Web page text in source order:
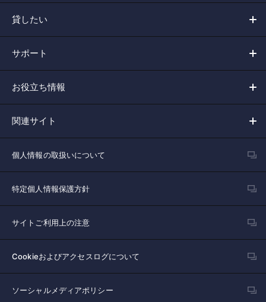
貸したい
サポート
お役立ち情報
関連サイト
個人情報の取扱いについて
特定個人情報保護方針
サイトご利用上の注意
Cookieおよびアクセスログについて
ソーシャルメディアポリシー